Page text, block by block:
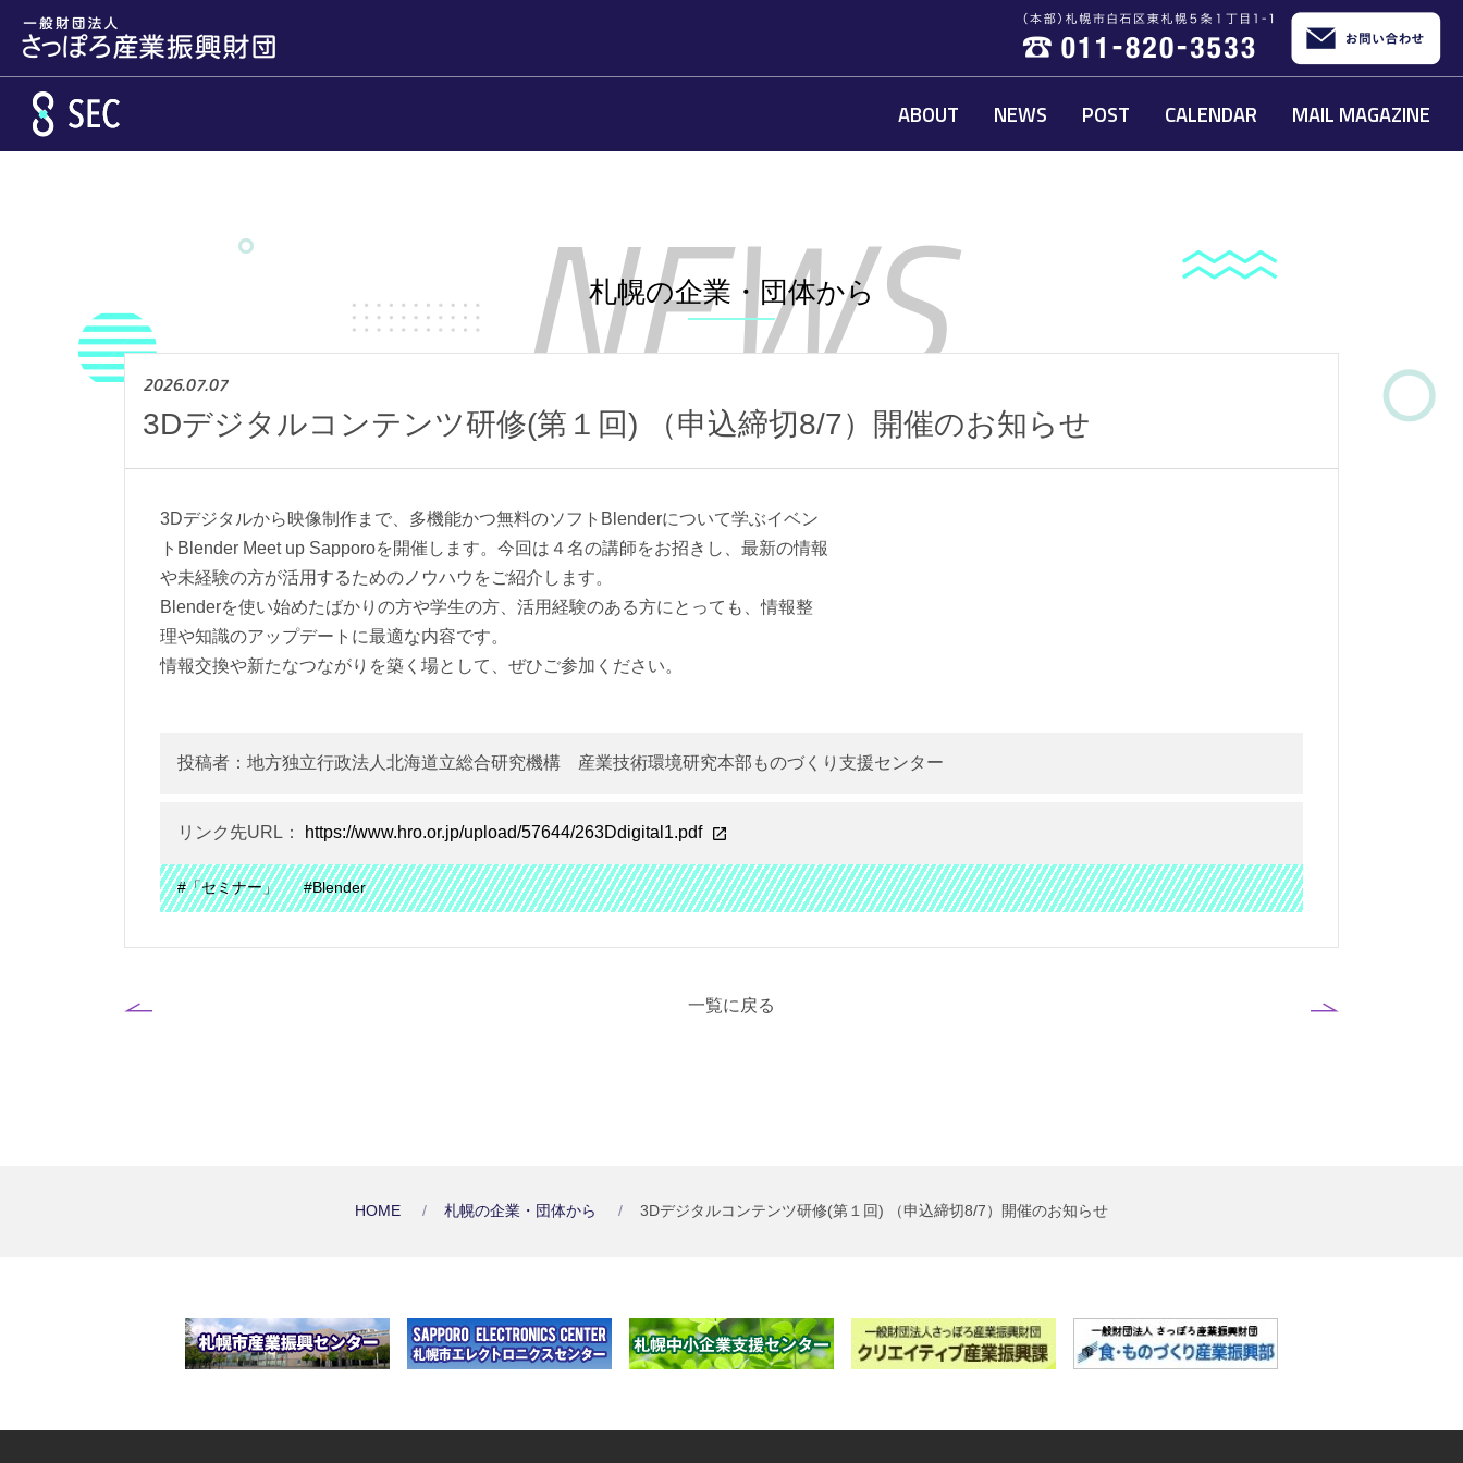
ABOUT NEWS POST CALENDAR MAIL MAGAZINE
札幌の企業・団体から
2026.07.07
3Dデジタルコンテンツ研修(第１回) （申込締切8/7）開催のお知らせ
3Dデジタルから映像制作まで、多機能かつ無料のソフトBlenderについて学ぶイベン
トBlender Meet up Sapporoを開催します。今回は４名の講師をお招きし、最新の情報
や未経験の方が活用するためのノウハウをご紹介します。
Blenderを使い始めたばかりの方や学生の方、活用経験のある方にとっても、情報整
理や知識のアップデートに最適な内容です。
情報交換や新たなつながりを築く場として、ぜひご参加ください。
投稿者：地方独立行政法人北海道立総合研究機構 産業技術環境研究本部ものづくり支援センター
リンク先URL： https://www.hro.or.jp/upload/57644/263Ddigital1.pdf
#「セミナー」 #Blender
一覧に戻る
HOME 札幌の企業・団体から 3Dデジタルコンテンツ研修(第１回) （申込締切8/7）開催のお知らせ